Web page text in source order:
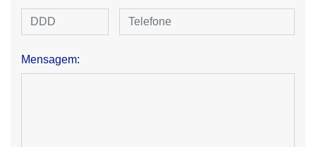
Mensagem: